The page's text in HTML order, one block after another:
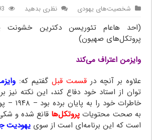
شخصیت‌های یهودی نظری بدهید
(احد هاعام تئوریسن دکترین خشونت
پروتکل‌های صهیون)
وایزمن اعتراف می‌کند
علاوه بر آنچه درقسمت قبل گفتیم که:
توان از استاد خود دفاع کند، این نکته نیز
خاطرات
به صحت محتویات پروتکل‌ها قانع شده و
است که این برنامه‌ای است از سوییهودیت